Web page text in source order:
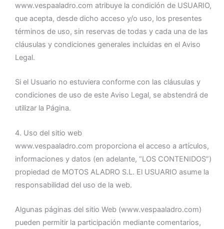
www.vespaaladro.com atribuye la condición de USUARIO,
que acepta, desde dicho acceso y/o uso, los presentes
términos de uso, sin reservas de todas y cada una de las
cláusulas y condiciones generales incluidas en el Aviso
Legal.
Si el Usuario no estuviera conforme con las cláusulas y
condiciones de uso de este Aviso Legal, se abstendrá de
utilizar la Página.
4. Uso del sitio web
www.vespaaladro.com proporciona el acceso a artículos,
informaciones y datos (en adelante, “LOS CONTENIDOS”)
propiedad de MOTOS ALADRO S.L. El USUARIO asume la
responsabilidad del uso de la web.
Algunas páginas del sitio Web (www.vespaaladro.com)
pueden permitir la participación mediante comentarios,